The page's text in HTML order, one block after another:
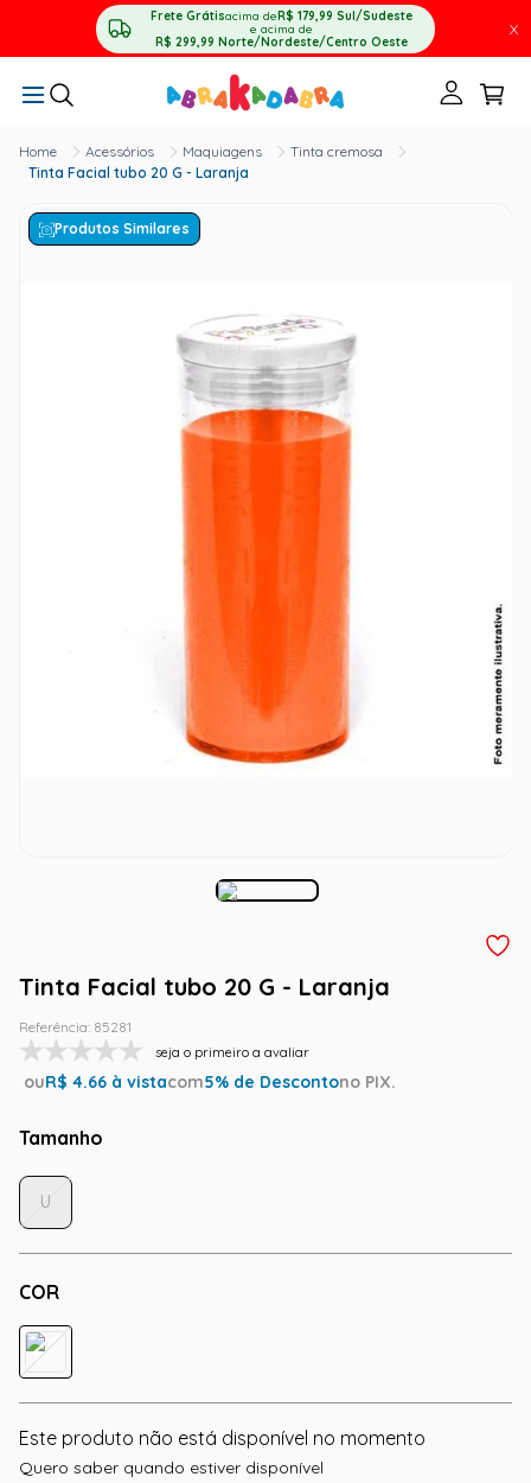
Frete Grátisacima deR$ 179,99 Sul/Sudeste
e acima de
R$ 299,99 Norte/Nordeste/Centro Oeste
X
Acessórios Maquiagens
Tinta cremosa
Tinta Facial tubo 20 G - Laranja
Produtos Similares
Tinta Facial tubo 20 G - Laranja
Referência: 85281
seja o primeiro a avaliar
ouR$ 4.66 à vistacom5% de Descontono PIX.
Tamanho
COR
U
Este produto não está disponível no momento
Quero saber quando estiver disponível